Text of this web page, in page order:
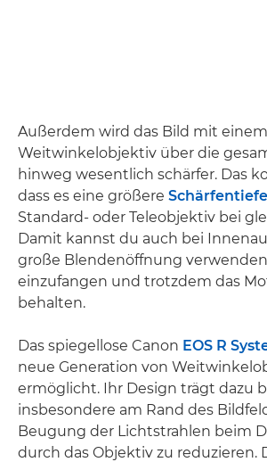
Außerdem wird das Bild mit einem
Weitwinkelobjektiv über die
hinweg wesentlich schärfer. Das
dass es eine größere Schärfentiefe
Standard- oder Teleobjektiv bei
Damit kannst du auch bei
große Blendenöffnung
einzufangen und trotzdem das
behalten.
Das spiegellose Canon EOS R
neue Generation von
ermöglicht. Ihr Design trägt dazu
insbesondere am Rand des
Beugung der Lichtstrahlen beim
durch das Objektiv zu reduzieren.